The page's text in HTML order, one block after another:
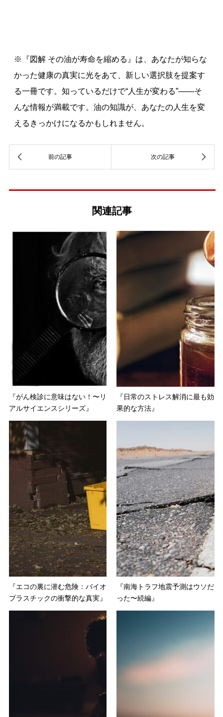
※『図解 その油が寿命を縮める』は、あなたが知らな
かった健康の真実に光をあて、新しい選択肢を提案す
る一冊です。知っているだけで“人生が変わる”――そ
んな情報が満載です。油の知識が、あなたの人生を変
えるきっかけになるかもしれません。
関連記事
『がん検診に意味はない！〜リ
アルサイエンスシリーズ』
『日常のストレス解消に最も効
果的な方法』
『エコの裏に潜む危険：バイオ
プラスチックの衝撃的な真実』
『南海トラフ地震予測はウソだ
った〜続編』